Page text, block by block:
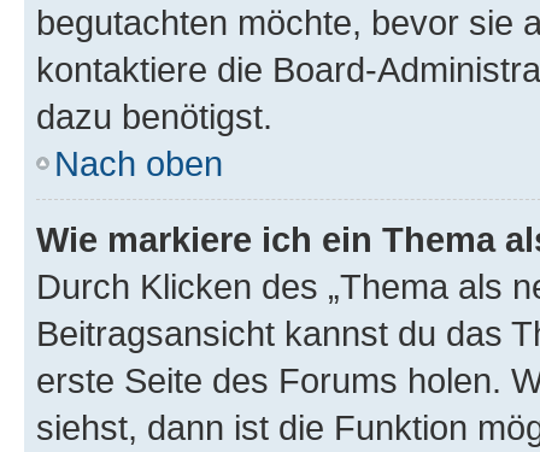
begutachten möchte, bevor sie
kontaktiere die Board-
dazu benötigst.
Nach oben
Wie markiere ich ein Thema
Durch Klicken des „Thema als
Beitragsansicht kannst du das
erste Seite des Forums holen.
siehst, dann ist die Funktion